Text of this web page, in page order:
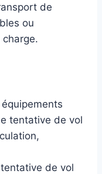
de
ou
tentative de vol
de vol